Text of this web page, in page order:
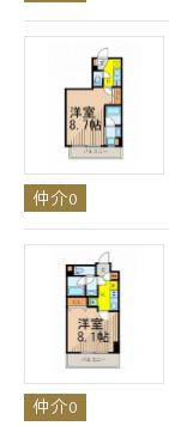
仲介0
仲介0